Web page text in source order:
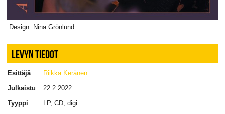
Design: Nina Grönlund
LEVYN TIEDOT
Esittäjä
Riikka Keränen
Julkaistu
22.2.2022
Tyyppi
LP, CD, digi